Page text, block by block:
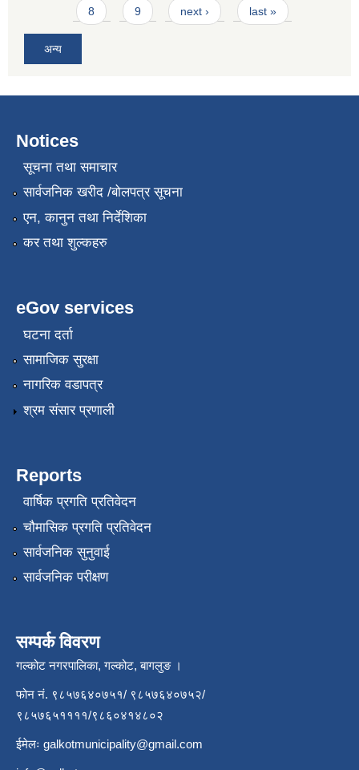
8 9 next › last »
अन्य
Notices
सूचना तथा समाचार
सार्वजनिक खरीद /बोलपत्र सूचना
एन, कानुन तथा निर्देशिका
कर तथा शुल्कहरु
eGov services
घटना दर्ता
सामाजिक सुरक्षा
नागरिक वडापत्र
श्रम संसार प्रणाली
Reports
वार्षिक प्रगति प्रतिवेदन
चौमासिक प्रगति प्रतिवेदन
सार्वजनिक सुनुवाई
सार्वजनिक परीक्षण
सम्पर्क विवरण
गल्कोट नगरपालिका, गल्कोट, बागलुङ ।
फोन नं. ९८५७६४०७५१/ ९८५७६४०७५२/
९८५७६५११११/९८६०४१४८०२
ईमेलः galkotmunicipality@gmail.com